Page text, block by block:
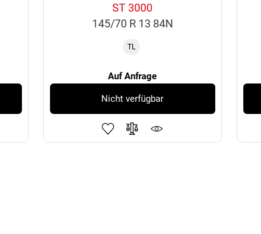
ST 3000
145/70 R 13 84N
TL
Auf Anfrage
Nicht verfügbar